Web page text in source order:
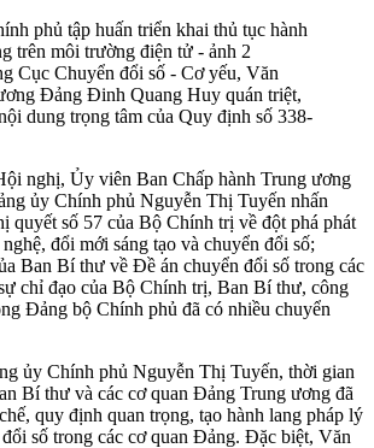
Cục Chuyển đổi số - Cơ yếu, Văn
Đảng Đinh Quang Huy quán triệt,
dung trọng tâm của Quy định số 338-
nghị, Ủy viên Ban Chấp hành Trung ương
ủy Chính phủ Nguyễn Thị Tuyến nhấn
quyết số 57 của Bộ Chính trị về đột phá phát
đổi mới sáng tạo và chuyển đổi số;
Ban Bí thư về Đề án chuyển đổi số trong các
chỉ đạo của Bộ Chính trị, Ban Bí thư, công
Đảng bộ Chính phủ đã có nhiều chuyển
ủy Chính phủ Nguyễn Thị Tuyến, thời gian
Bí thư và các cơ quan Đảng Trung ương đã
quy định quan trọng, tạo hành lang pháp lý
số trong các cơ quan Đảng. Đặc biệt, Văn